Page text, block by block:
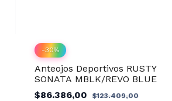
-30%
Anteojos Deportivos RUSTY
SONATA MBLK/REVO BLUE
$86.386,00
$123.409,00